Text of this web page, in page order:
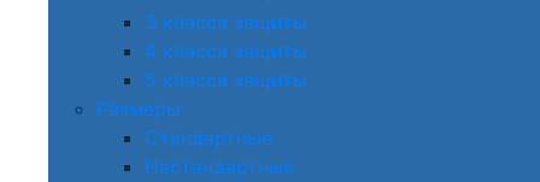
3 класса защиты
4 класса защиты
5 класса защиты
Размеры
Стандартные
Нестандартные